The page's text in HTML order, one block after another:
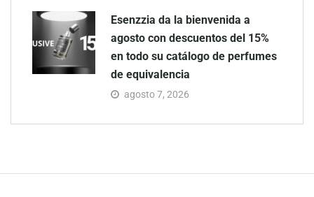
Esenzzia da la bienvenida a
agosto con descuentos del 15%
en todo su catálogo de perfumes
de equivalencia
agosto 7, 2026